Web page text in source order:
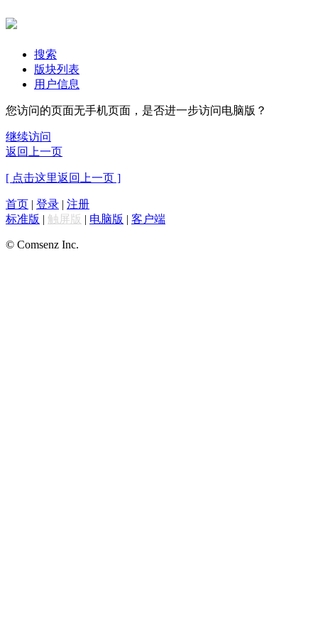
搜索
版块列表
用户信息
您访问的页面无手机页面，是否进一步访问电脑版？
继续访问
返回上一页
[ 点击这里返回上一页 ]
首页 | 登录 | 注册
标准版 | 触屏版 | 电脑版 | 客户端
© Comsenz Inc.